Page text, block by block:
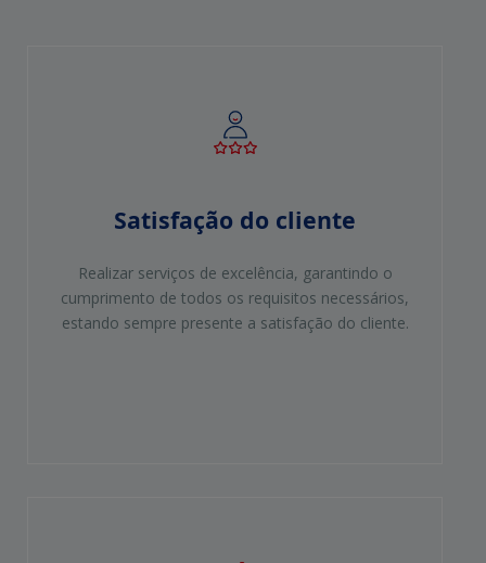
Satisfação do cliente
Realizar serviços de excelência, garantindo o
cumprimento de todos os requisitos necessários,
estando sempre presente a satisfação do cliente.